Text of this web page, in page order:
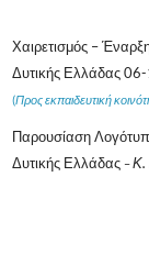
Χαιρετισμός –
Δυτικής Ελλάδας
(Προς εκπαιδευτική
Παρουσίαση
Δυτικής Ελλάδας –Κ.